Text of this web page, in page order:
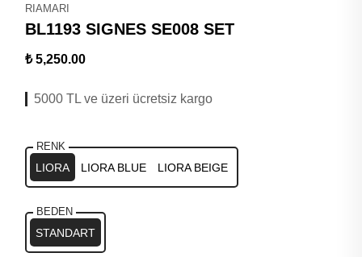
RIAMARI
BL1193 SIGNES SE008 SET
₺ 5,250.00
5000 TL ve üzeri ücretsiz kargo
RENK
LIORA LIORA BLUE LIORA BEIGE
BEDEN
STANDART